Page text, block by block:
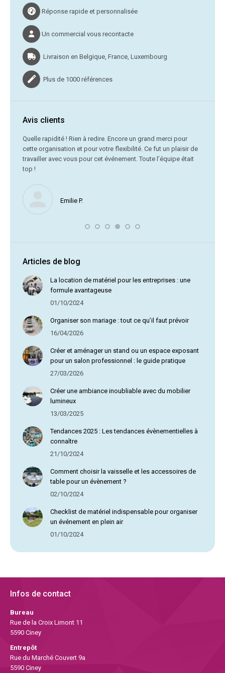
Réponse rapide et personnalisée
Un commercial vous recontacte
Livraison en Belgique, France, Luxembourg
Plus de 1000 références
Avis clients
Quelle rapidité ! Rien à redire. Encore un grand merci pour
cette organisation et pour votre flexibilité. Ce fut un plaisir de
travailler avec vous pour cet événement. Toute l’équipe était
top !
Emilie P.
Articles de blog
La location de matériel pour les entreprises : une
formule avantageuse
01/10/2024
Organiser son mariage : tout ce qu’il faut prévoir
16/04/2026
Créer et aménager un stand ou un espace exposant
pour un salon professionnel : le guide pratique
27/03/2026
Créer une ambiance inoubliable avec du mobilier
lumineux
13/03/2025
Tendances 2025 : Les tendances évènementielles à
connaître
21/10/2024
Comment choisir la vaisselle et les accessoires de
table pour un évènement ?
02/10/2024
Checklist de matériel indispensable pour organiser
un événement en plein air
01/10/2024
Infos de contact
Bureau
Rue de la Croix Limont 11
5590 Ciney
Entrepôt
Rue du Marché Couvert 9a
5590 Ciney